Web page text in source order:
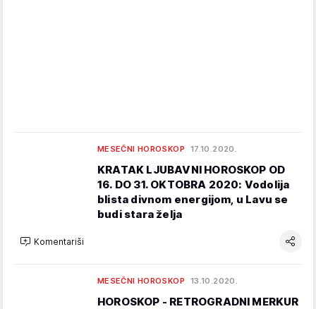
MESEČNI HOROSKOP 17.10.2020.
KRATAK LJUBAVNI HOROSKOP OD
16. DO 31. OKTOBRA 2020: Vodolija
blista divnom energijom, u Lavu se
budi stara želja
Komentariši
MESEČNI HOROSKOP 13.10.2020.
HOROSKOP - RETROGRADNI MERKUR